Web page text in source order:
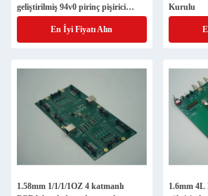
geliştirilmiş 94v0 pirinç pişirici
devre kartı
En İyi Fiyatı Alın
Kurulu
1.58mm 1/1/1/1OZ 4 katmanlı
1.6mm 4L